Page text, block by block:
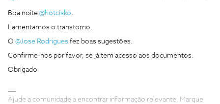
Boa noite @hotcisko,
Lamentamos o transtorno.
O @Jose Rodrigues fez boas sugestões.
Confirme-nos por favor, se já tem acesso aos documentos.
Obrigado
Ajude a comunidade a encontrar informação relevante. Marque